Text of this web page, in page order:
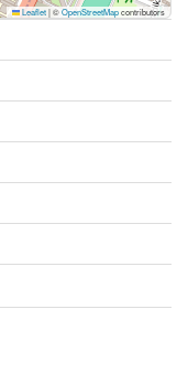
Leaflet|©OpenStreetMapcontributors